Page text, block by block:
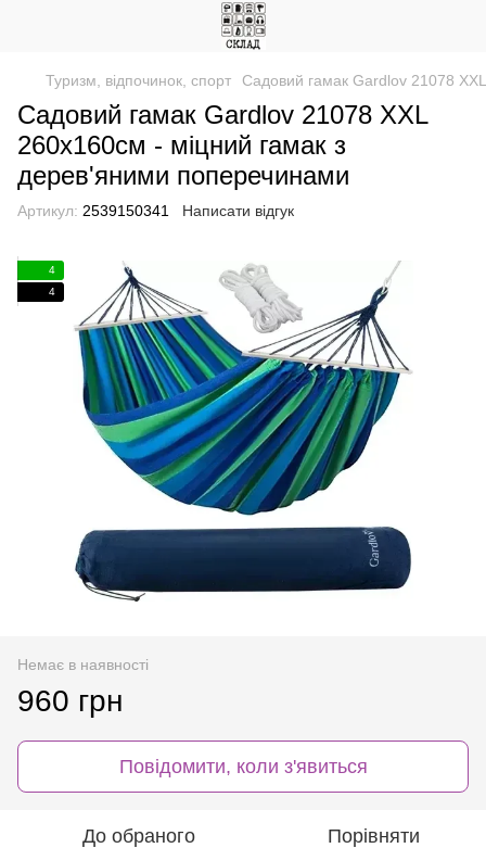
Туризм, відпочинок, спорт Садовий гамак Gardlov 21078
Садовий гамак Gardlov 21078 XXL
260х160см - міцний гамак з
дерев'яними поперечинами
Артикул: 2539150341 Написати відгук
4
4
Немає в наявності
960 грн
Повідомити, коли з'явиться
До обраного Порівняти